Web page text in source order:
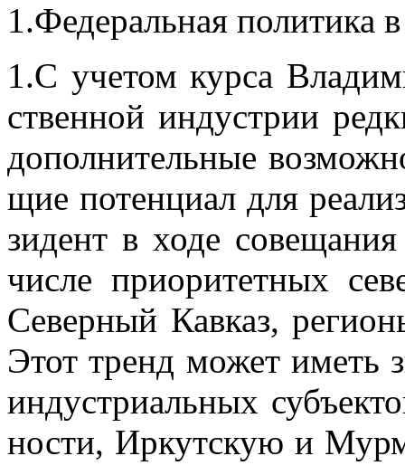
1.Фе­де­раль­ная по­ли­ти­ка
1.С уче­том кур­са
ствен­ной ин­ду­стрии
до­пол­ни­тель­ные
щие по­тен­ци­ал для
зи­дент в ходе
чис­ле при­о­ри­тет­ных
Се­вер­ный Кав­каз,
Этот тренд мо­жет иметь
ин­ду­стри­аль­ных
но­сти, Ир­кут­скую и